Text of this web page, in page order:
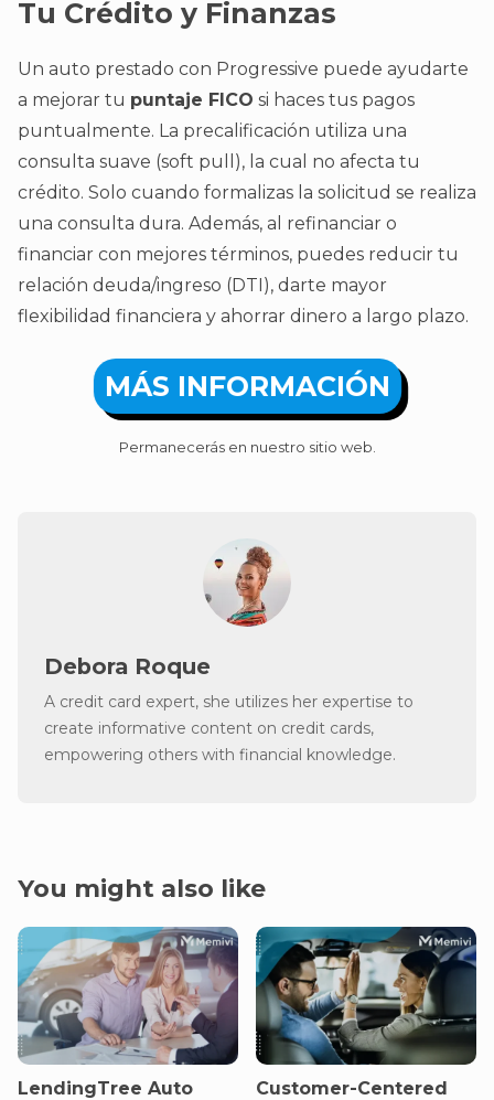
Tu Crédito y Finanzas
Un auto prestado con Progressive puede ayudarte
a mejorar tu puntaje FICO si haces tus pagos
puntualmente. La precalificación utiliza una
consulta suave (soft pull), la cual no afecta tu
crédito. Solo cuando formalizas la solicitud se realiza
una consulta dura. Además, al refinanciar o
financiar con mejores términos, puedes reducir tu
relación deuda/ingreso (DTI), darte mayor
flexibilidad financiera y ahorrar dinero a largo plazo.
MÁS INFORMACIÓN
Permanecerás en nuestro sitio web.
Debora Roque
A credit card expert, she utilizes her expertise to
create informative content on credit cards,
empowering others with financial knowledge.
You might also like
LendingTree Auto
Customer-Centered